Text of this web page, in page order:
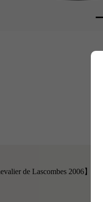
de Lascombes 2006】